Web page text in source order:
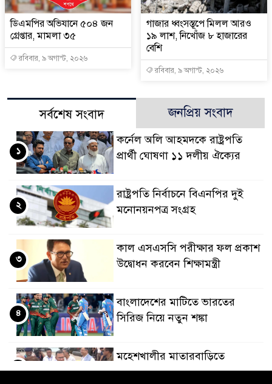
ডিএমপির অভিযানে ৫০৪ জন
গ্রেপ্তার, মামলা ৩৫
রবিবার, ৯ অগাস্ট, ২০২৬
গাজার ধ্বংসস্তূপে মিলল আরও
১৯ লাশ, নিখোঁজ ৮ হাজারের
বেশি
রবিবার, ৯ অগাস্ট, ২০২৬
সর্বশেষ সংবাদ জনপ্রিয় সংবাদ
কর্নেল অলি আহমদকে রাষ্ট্রপতি
প্রার্থী ঘোষণা ১১ দলীয় ঐক্যের
১
রাষ্ট্রপতি নির্বাচনে বিএনপির দুই
মনোনয়নপত্র সংগ্রহ
২
কাল এসএসসি পরীক্ষার ফল প্রকাশ
উদ্বোধন করবেন শিক্ষামন্ত্রী
৩
বাংলাদেশের মাটিতে ভারতের
সিরিজ নিয়ে নতুন শঙ্কা
৪
মহেশখালীর মাতারবাড়িতে
পৌঁছেছেন প্রধানমন্ত্রী